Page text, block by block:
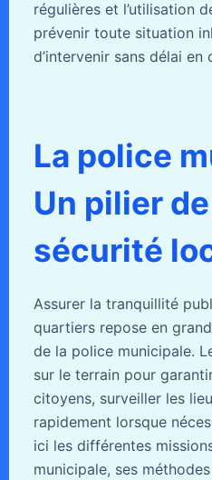
régulières et l’utilisation
prévenir toute situation
d’intervenir sans délai en
La police
Un pilier
sécurité
Assurer la tranquillité
quartiers repose en
de la police municipale.
sur le terrain pour
citoyens, surveiller les
rapidement lorsque
ici les différentes
municipale, ses